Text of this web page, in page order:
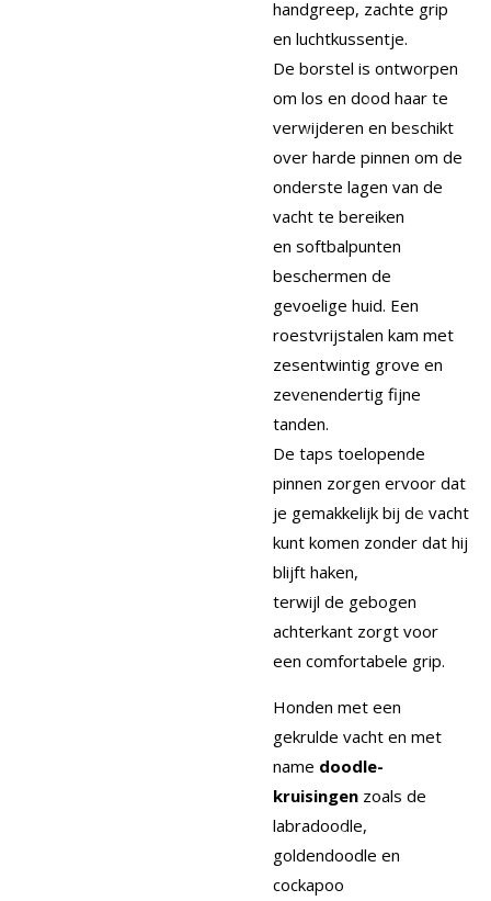
handgreep, zachte grip
en luchtkussentje.
De borstel is ontworpen
om los en dood haar te
verwijderen en beschikt
over harde pinnen om de
onderste lagen van de
vacht te bereiken
en softbalpunten
beschermen de
gevoelige huid. Een
roestvrijstalen kam met
zesentwintig grove en
zevenendertig fijne
tanden.
De taps toelopende
pinnen zorgen ervoor dat
je gemakkelijk bij de vacht
kunt komen zonder dat hij
blijft haken,
terwijl de gebogen
achterkant zorgt voor
een comfortabele grip.
Honden met een
gekrulde vacht en met
name doodle-
kruisingen zoals de
labradoodle,
goldendoodle en
cockapoo